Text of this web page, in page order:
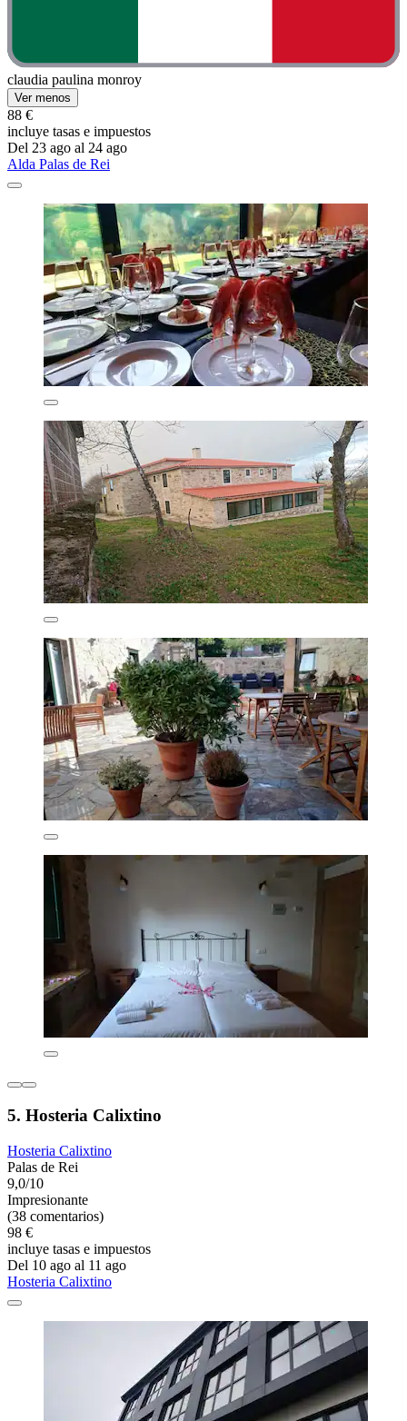
claudia paulina monroy
Ver menos
88 €
incluye tasas e impuestos
Del 23 ago al 24 ago
Alda Palas de Rei
5. Hosteria Calixtino
Hosteria Calixtino
Palas de Rei
9,0/10
Impresionante
(38 comentarios)
98 €
incluye tasas e impuestos
Del 10 ago al 11 ago
Hosteria Calixtino